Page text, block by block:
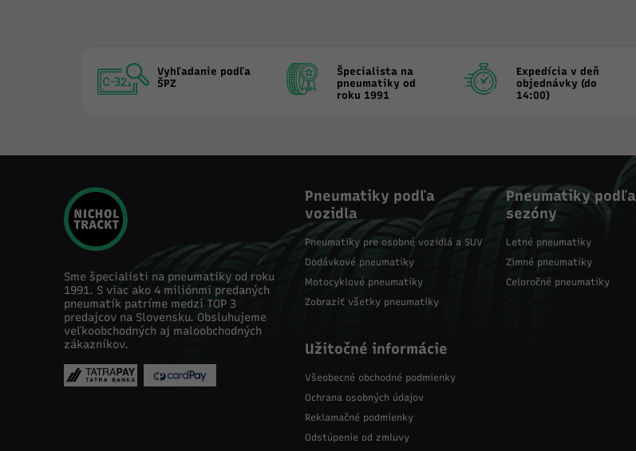
Vyhľadanie podľa
ŠPZ
Špecialista na
pneumatiky od
roku 1991
Expedícia v deň
objednávky (do
14:00)
Sme špecialisti na pneumatiky od roku
1991. S viac ako 4 miliónmi predaných
pneumatík patríme medzi TOP 3
predajcov na Slovensku. Obsluhujeme
veľkoobchodných aj maloobchodných
zákazníkov.
Pneumatiky podľa
vozidla
Pneumatiky pre osobné vozidlá a SUV
Dodávkové pneumatiky
Motocyklové pneumatiky
Zobraziť všetky pneumatiky
Pneumatiky podľa
sezóny
Letné pneumatiky
Zimné pneumatiky
Celoročné pneumatiky
Užitočné informácie
Všeobecné obchodné podmienky
Ochrana osobných údajov
Reklamačné podmienky
Odstúpenie od zmluvy